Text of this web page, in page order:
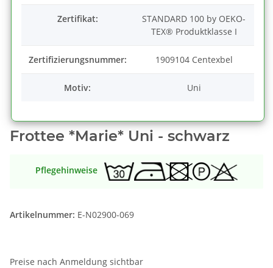
Zertifikat:
STANDARD 100 by OEKO-
TEX® Produktklasse I
Zertifizierungsnummer: 1909104 Centexbel
Motiv: Uni
Frottee *Marie* Uni - schwarz
Pflegehinweise
Artikelnummer: E-N02900-069
Preise nach Anmeldung sichtbar